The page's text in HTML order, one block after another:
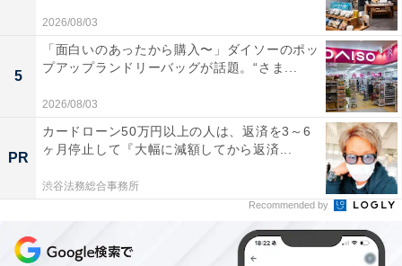
1. 「ヘーゼルナッツチョコバー」
2026/08/03
5
「面白いのあったから購入〜」ダイソーのポッ
プアップランドリーバッグが話題。“さま...
2026/08/03
PR
カードローン50万円以上の人は、返済を3～6
ヶ月停止して『大幅に減額してから返済...
渋谷法務総合事務所
Recommended by